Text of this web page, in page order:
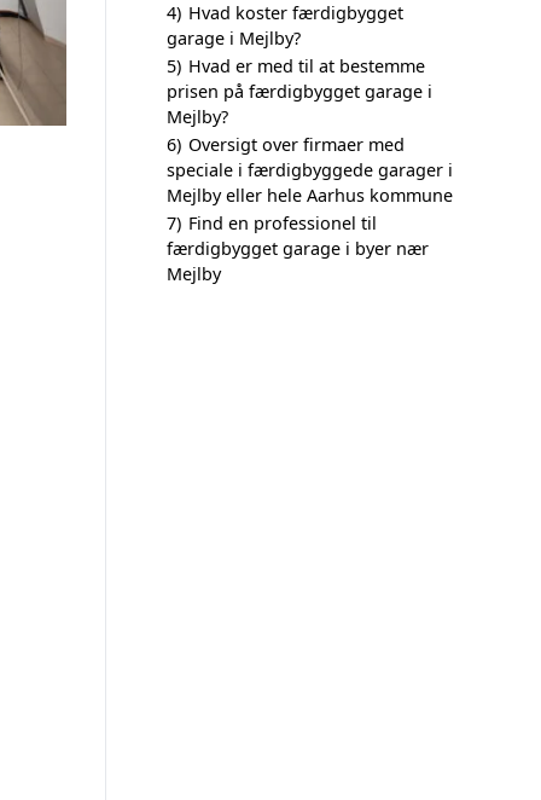
4) Hvad koster færdigbygget
garage i Mejlby?
5) Hvad er med til at bestemme
prisen på færdigbygget garage i
Mejlby?
6) Oversigt over firmaer med
speciale i færdigbyggede garager i
Mejlby eller hele Aarhus kommune
7) Find en professionel til
færdigbygget garage i byer nær
Mejlby